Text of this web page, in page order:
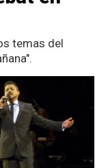
temas del